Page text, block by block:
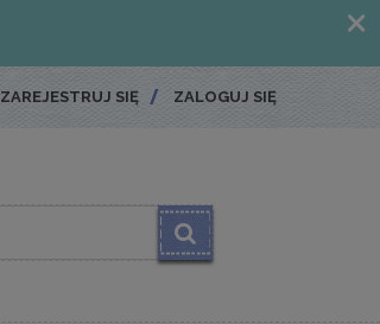
ZAREJESTRUJ SIĘ ZALOGUJ SIĘ